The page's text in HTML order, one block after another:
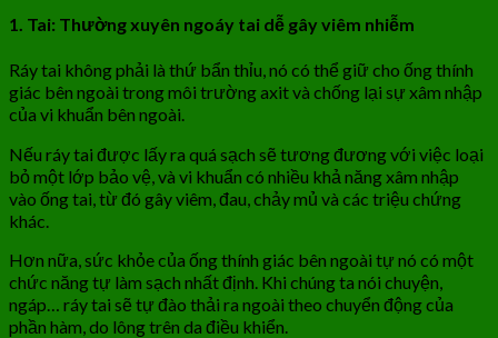
1. Tai: Thường xuyên ngoáy tai dễ gây viêm nhiễm
Ráy tai không phải là thứ bẩn thỉu, nó có thể giữ cho ống thính
giác bên ngoài trong môi trường axit và chống lại sự xâm nhập
của vi khuẩn bên ngoài.
Nếu ráy tai được lấy ra quá sạch sẽ tương đương với việc loại
bỏ một lớp bảo vệ, và vi khuẩn có nhiều khả năng xâm nhập
vào ống tai, từ đó gây viêm, đau, chảy mủ và các triệu chứng
khác.
Hơn nữa, sức khỏe của ống thính giác bên ngoài tự nó có một
chức năng tự làm sạch nhất định. Khi chúng ta nói chuyện,
ngáp… ráy tai sẽ tự đào thải ra ngoài theo chuyển động của
phần hàm, do lông trên da điều khiển.